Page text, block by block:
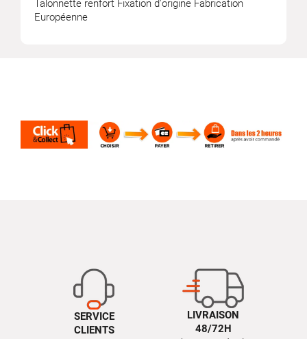
Talonnette renfort Fixation d'origine Fabrication
Européenne
SERVICE
CLIENTS
LIVRAISON
48/72H